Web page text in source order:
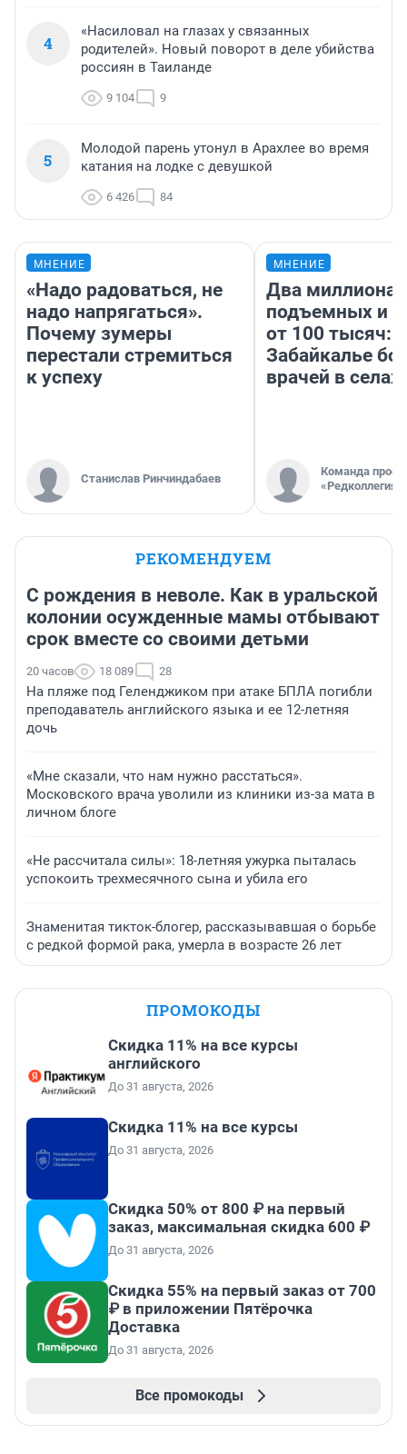
4
«Насиловал на глазах у связанных
родителей». Новый поворот в деле убийства
россиян в Таиланде
9 104 9
5
Молодой парень утонул в Арахлее во время
катания на лодке с девушкой
6 426 84
МНЕНИЕ
«Надо радоваться, не
надо напрягаться».
Почему зумеры
перестали стремиться
к успеху
Станислав Ринчиндабаев
МНЕНИЕ
Два миллиона
подъемных и
от 100 тысяч:
Забайкалье
врачей в селах
Команда
«Редколлегия»
РЕКОМЕНДУЕМ
С рождения в неволе. Как в уральской
колонии осужденные мамы отбывают
срок вместе со своими детьми
20 часов 18 089 28
На пляже под Геленджиком при атаке БПЛА погибли
преподаватель английского языка и ее 12-летняя
дочь
«Мне сказали, что нам нужно расстаться».
Московского врача уволили из клиники из-за мата в
личном блоге
«Не рассчитала силы»: 18-летняя ужурка пыталась
успокоить трехмесячного сына и убила его
Знаменитая тикток-блогер, рассказывавшая о борьбе
с редкой формой рака, умерла в возрасте 26 лет
ПРОМОКОДЫ
Скидка 11% на все курсы
английского
До 31 августа, 2026
Скидка 11% на все курсы
До 31 августа, 2026
Скидка 50% от 800 ₽ на первый
заказ, максимальная скидка 600 ₽
До 31 августа, 2026
Скидка 55% на первый заказ от 700
₽ в приложении Пятёрочка
Доставка
До 31 августа, 2026
Все промокоды